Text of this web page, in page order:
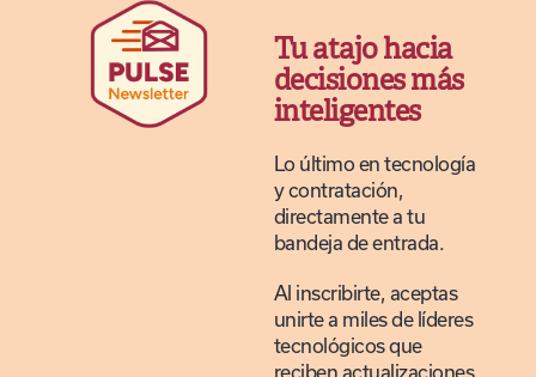
Tu atajo hacia
decisiones más
inteligentes
Lo último en tecnología
y contratación,
directamente a tu
bandeja de entrada.
Al inscribirte, aceptas
unirte a miles de líderes
tecnológicos que
reciben actualizaciones